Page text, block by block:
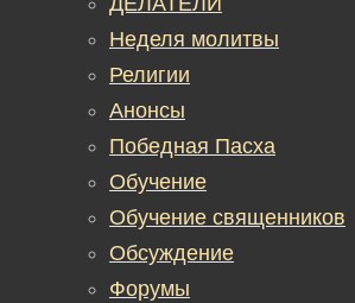
Неделя молитвы
Религии
Анонсы
Победная Пасха
Обучение
Обучение священников
Обсуждение
Форумы